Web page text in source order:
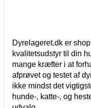
Dyrelageret.dk er
kvalitetsudstyr til din
mange kræfter i at
afprøvet og testet af
ikke mindst det
hunde-, katte-, og